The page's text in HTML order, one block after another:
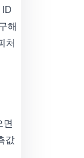
ID
해
처
면
값